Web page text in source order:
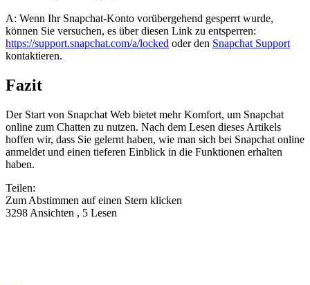
A: Wenn Ihr Snapchat-Konto vorübergehend gesperrt wurde,
können Sie versuchen, es über diesen Link zu entsperren:
https://support.snapchat.com/a/locked oder den Snapchat Support
kontaktieren.
Fazit
Der Start von Snapchat Web bietet mehr Komfort, um Snapchat
online zum Chatten zu nutzen. Nach dem Lesen dieses Artikels
hoffen wir, dass Sie gelernt haben, wie man sich bei Snapchat online
anmeldet und einen tieferen Einblick in die Funktionen erhalten
haben.
Teilen:
Zum Abstimmen auf einen Stern klicken
3298 Ansichten , 5 Lesen